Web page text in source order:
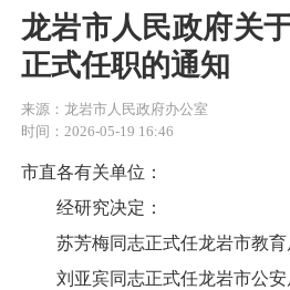
龙岩市人民政府关
正式任职的通知
来源：龙岩市人民政府办公室
时间：2026-05-19 16:46
市直各有关单位：
经研究决定：
苏芳梅同志正式任龙岩市教育
刘亚宾同志正式任龙岩市公安